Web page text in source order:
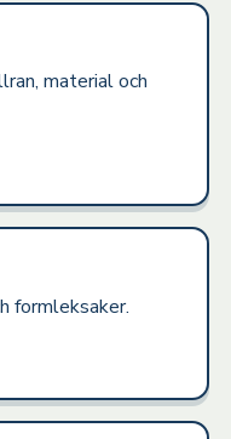
material och
formleksaker.